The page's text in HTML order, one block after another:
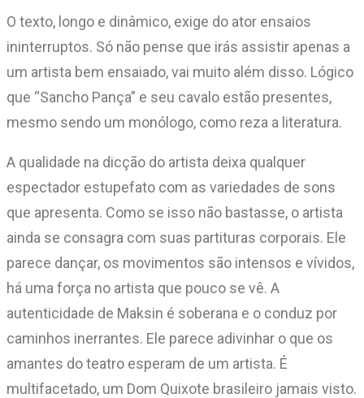
O texto, longo e dinâmico, exige do ator ensaios
ininterruptos. Só não pense que irás assistir apenas a
um artista bem ensaiado, vai muito além disso. Lógico
que “Sancho Pança” e seu cavalo estão presentes,
mesmo sendo um monólogo, como reza a literatura.
A qualidade na dicção do artista deixa qualquer
espectador estupefato com as variedades de sons
que apresenta. Como se isso não bastasse, o artista
ainda se consagra com suas partituras corporais. Ele
parece dançar, os movimentos são intensos e vívidos,
há uma força no artista que pouco se vê. A
autenticidade de Maksin é soberana e o conduz por
caminhos inerrantes. Ele parece adivinhar o que os
amantes do teatro esperam de um artista. É
multifacetado, um Dom Quixote brasileiro jamais visto.